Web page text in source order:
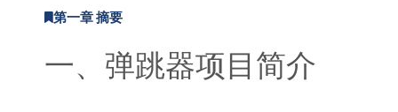
第一章 摘要
一、弹跳器项目简介